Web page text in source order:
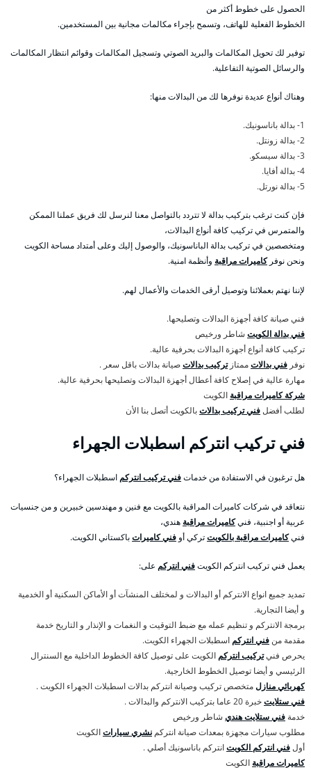
الحصول على خطوط أكثر من
الخطوط الفعلية للهاتف، وتسمح بإجراء مكالمات مجانية بين المستخدمين.
توفير لك تحويل المكالمات والبريد الصوتي وتسجيل المكالمات وقوائم انتظار المكالمات
والرسائل الصوتية التفاعلية.
وهناك أنواع عديدة نوفرها لك من البدالات منها:
1- بدالة باناسونيك.
2- بدالة زونتل.
3- بدالة سيسكو.
4- بدالة أفايا.
5- بدالة نورتل.
فإن كنت ترغب بتركيب بدالة لا تتردد بالتواصل معنا لنرسل لك فريق عملنا الممكن
والمتمرس في تركيب كافة أنواع البدالات،
ومتخصصين في تركيب بدالة الباناسونيك، والوصول إليك وعلى أمتداد مساحة الكويت
ونحن نوفركاميرات مراقبة وأنظمة امنية.
لإننا نهتم بعملائنا وتوصيل أرقى الخدمات والأعمال لهم.
فني صيانة كافة أجهزة البدالات وتصليحها.
فني بدالة الكويت شاطر ورخيص
تركيب كافة أنواع أجهزة البدالات بحرفية عالية.
نوفر فني بدالاتممتازتركيب بدالاتصيانة بدالات باقل سعر .
مهارة عالية في إصلاح كافة أعطال أجهزة البدالات وتصليحها بحرفية عالية.
شركة كاميرات مراقبة الكويت
لطلب أفضلفني تركيب بدالاتبالكويت أتصل بنا الأن
فني تركيب انتركم اسطبلات الجهراء
هل ترغبون في الاستفادة من خدماتفني تركيب انتركماسطبلات الجهراء؟
نتعاقد في شركات كاميرات المراقبة بالكويت مع فنين و مهندسين خبيرين و من جنسيات
عربية أو اجنبية، فنيكاميرات مراقبة هندي،
فنيكاميرات مراقبة بالكويتتركي أو فني كاميراتباكستاني الكويت.
يعمل فني تركيب انتركم الكويتفني انتركم على:
تمديد جميع انواع الانتركم أو البدالات و لمختلف المنشآت أو الأماكن السكنية أو الخدمية
و أيضا التجارية.
برمجة الانتركم و تنظيم عمله مع ضبط التوقيت و النغمات و الإنذار و التاريخ خدمة
مقدمة من فني انتركم اسطبلات الجهراء الكويت.
يحرص فنيتركيب انتركم الكويت على توصيل كافة الخطوط الداخلية مع السنترال
الرئيسي و أيضا توصيل الخطوط الخارجية.
كهربائي منازلمتخصص تركيب وصيانة انتركم بدالات اسطبلات الجهراء الكويت .
فني ستلايتخبرة 20 عاما بتركيب الانتركم والبدالات .
خدمة فني ستلايت هندي شاطر ورخيص
مطلوب سيارات مجهزة بمعدات صيانة انتركم نشري سياراتالكويت
أولفني انتركم الكويتانتركم باناسونيك أصلي .
كاميرات مراقبة الكويت